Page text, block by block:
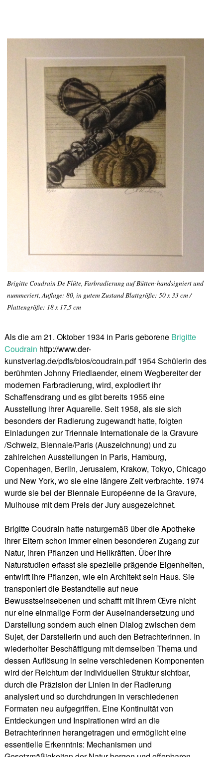
Brigitte Coudrain De Flûte, Farbradierung auf Bütten-handsigniert und
nummeriert, Auflage: 80, in gutem Zustand Blattgröße: 50 x 33 cm /
Plattengröße: 18 x 17,5 cm
Als die am 21. Oktober 1934 in Paris geborene Brigitte
Coudrain http://www.der-
kunstverlag.de/pdfs/bios/coudrain.pdf 1954 Schülerin des
berühmten Johnny Friedlaender, einem Wegbereiter der
modernen Farbradierung, wird, explodiert ihr
Schaffensdrang und es gibt bereits 1955 eine
Ausstellung ihrer Aquarelle. Seit 1958, als sie sich
besonders der Radierung zugewandt hatte, folgten
Einladungen zur Triennale Internationale de la Gravure
/Schweiz, Biennale/Paris (Auszeichnung) und zu
zahlreichen Ausstellungen in Paris, Hamburg,
Copenhagen, Berlin, Jerusalem, Krakow, Tokyo, Chicago
und New York, wo sie eine längere Zeit verbrachte. 1974
wurde sie bei der Biennale Européenne de la Gravure,
Mulhouse mit dem Preis der Jury ausgezeichnet.
Brigitte Coudrain hatte naturgemäß über die Apotheke
ihrer Eltern schon immer einen besonderen Zugang zur
Natur, ihren Pflanzen und Heilkräften. Über ihre
Naturstudien erfasst sie spezielle prägende Eigenheiten,
entwirft ihre Pflanzen, wie ein Architekt sein Haus. Sie
transponiert die Bestandteile auf neue
Bewusstseinsebenen und schafft mit ihrem Œvre nicht
nur eine einmalige Form der Auseinandersetzung und
Darstellung sondern auch einen Dialog zwischen dem
Sujet, der Darstellerin und auch den BetrachterInnen. In
wiederholter Beschäftigung mit demselben Thema und
dessen Auflösung in seine verschiedenen Komponenten
wird der Reichtum der individuellen Struktur sichtbar,
durch die Präzision der Linien in der Radierung
analysiert und so durchdrungen in verschiedenen
Formaten neu aufgegriffen. Eine Kontinuität von
Entdeckungen und Inspirationen wird an die
BetrachterInnen herangetragen und ermöglicht eine
essentielle Erkenntnis: Mechanismen und